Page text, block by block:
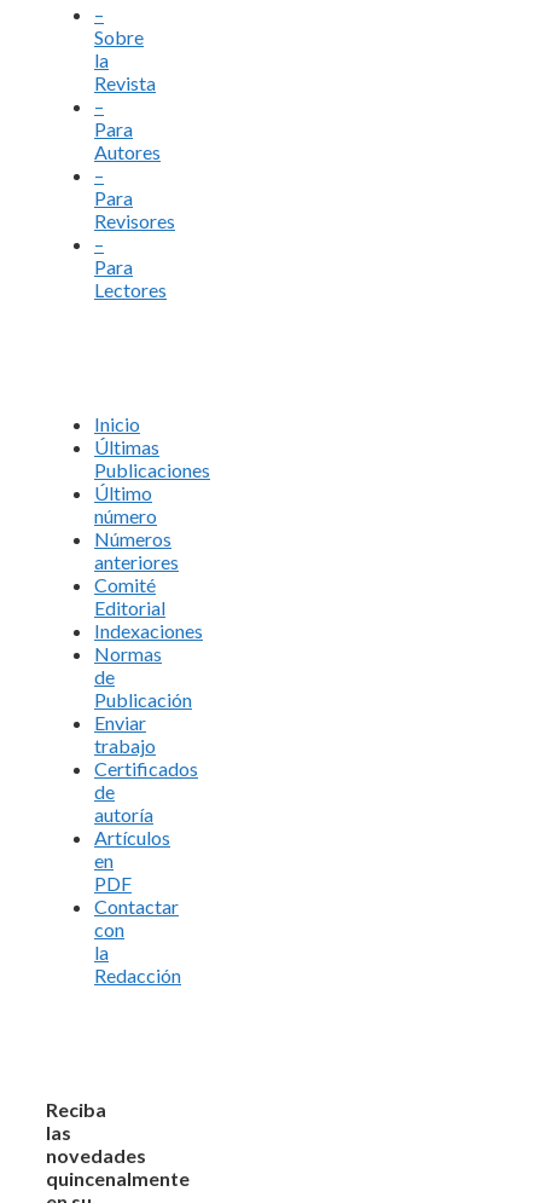
–
Sobre
la
Revista
–
Para
Autores
–
Para
Revisores
–
Para
Lectores
Inicio
Últimas
Publicaciones
Último
número
Números
anteriores
Comité
Editorial
Indexaciones
Normas
de
Publicación
Enviar
trabajo
Certificados
de
autoría
Artículos
en
PDF
Contactar
con
la
Redacción
Reciba
las
novedades
quincenalmente